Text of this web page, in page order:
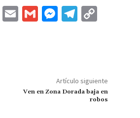
T
E
G
M
ge
r
Te
m Li
n
k
Artículo siguiente
Ven en Zona Dorada baja en
robos